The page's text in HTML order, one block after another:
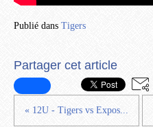
Publié dans Tigers
Partager cet article
« 12U - Tigers vs Expos...